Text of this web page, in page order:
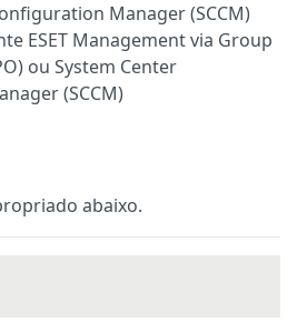
Manager (SCCM)
ESET Management via Group
ou System Center
(SCCM)
abaixo.